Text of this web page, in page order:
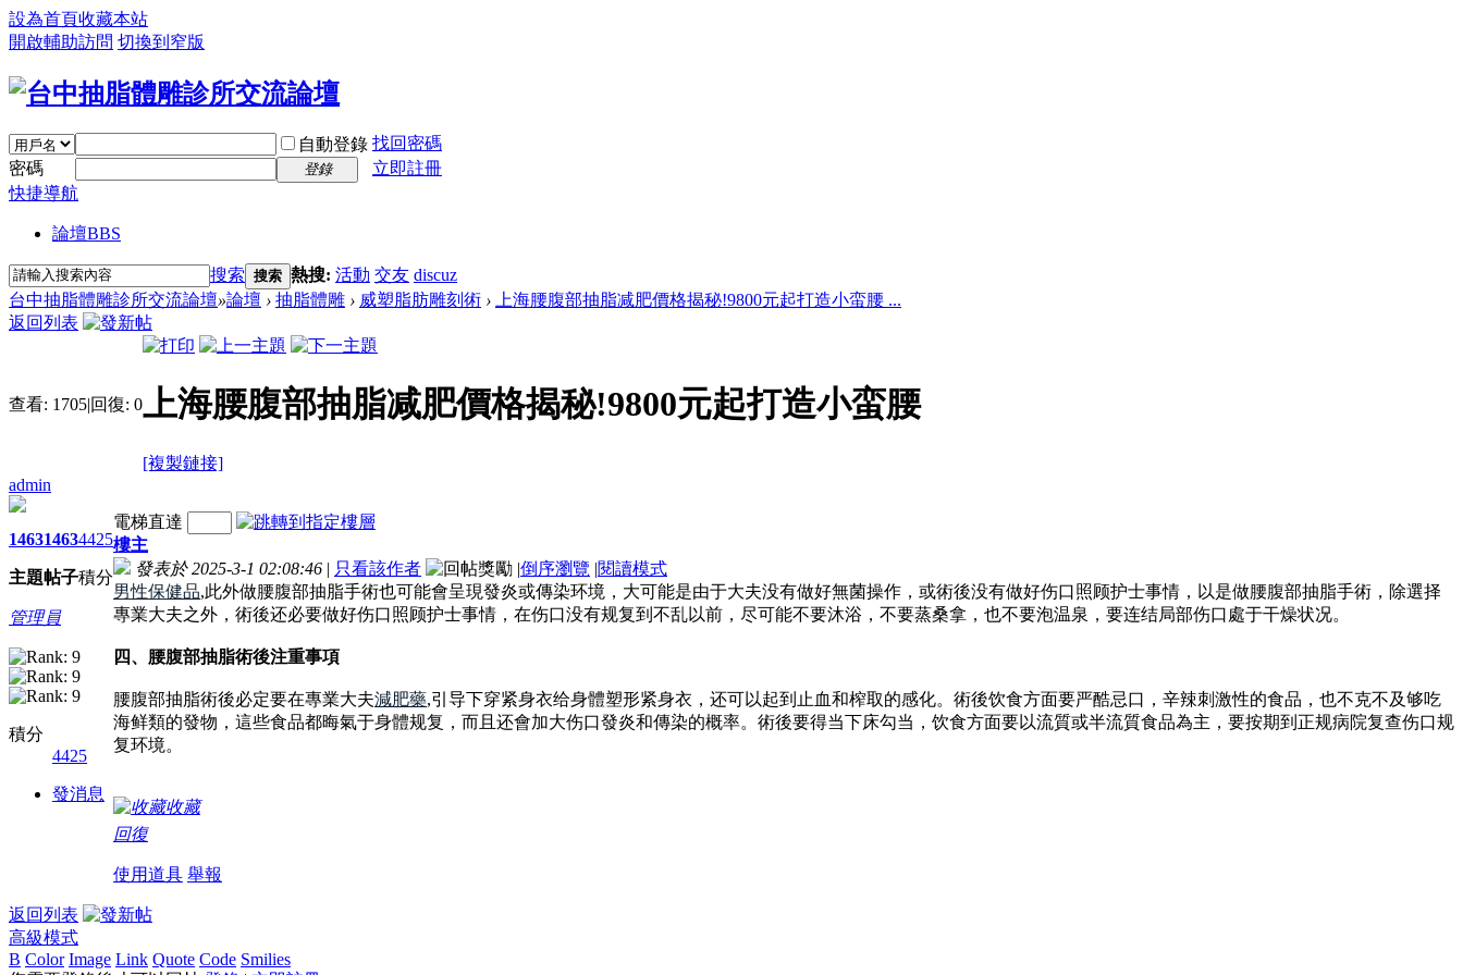
設為首頁收藏本站
開啟輔助訪問 切換到窄版
自動登錄 找回密碼
密碼
登錄
立即註冊
快捷導航
論壇BBS
搜索 搜索 熱搜: 活動 交友 discuz
台中抽脂體雕診所交流論壇»論壇 › 抽脂體雕 › 威塑脂肪雕刻術 ›
上海腰腹部抽脂减肥價格揭秘!9800元起打造小蛮腰 ...
返回列表
查看: 1705|回復: 0上海腰腹部抽脂减肥價格揭秘!9800元起打造小蛮腰
[複製鏈接]
admin
1463
主題
1463
帖子
4425
積分
管理員
積分
4425
發消息
電梯直達
樓主
發表於 2025-3-1 02:08:46 | 只看該作者 |倒序瀏覽 |閱讀模式
男性保健品,此外做腰腹部抽脂手術也可能會呈現發炎或傳染环境，大可能是由于大夫没有做好無菌操作，或術後没有做好伤口照顾护士事情，以是做腰腹部抽脂手術，除選择
專業大夫之外，術後还必要做好伤口照顾护士事情，在伤口没有规复到不乱以前，尽可能不要沐浴，不要蒸桑拿，也不要泡温泉，要连结局部伤口處于干燥状况。
四、腰腹部抽脂術後注重事項
腰腹部抽脂術後必定要在專業大夫減肥藥,引导下穿紧身衣给身體塑形紧身衣，还可以起到止血和榨取的感化。術後饮食方面要严酷忌口，辛辣刺激性的食品，也不克不及够吃
海鲜類的發物，這些食品都晦氣于身體规复，而且还會加大伤口發炎和傳染的概率。術後要得当下床勾当，饮食方面要以流質或半流質食品為主，要按期到正规病院复查伤口规
复环境。
收藏
回復
使用道具 舉報
返回列表
高級模式
B Color Image Link Quote Code Smilies